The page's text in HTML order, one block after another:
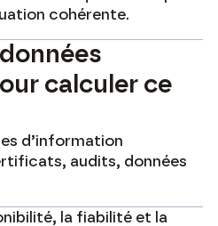
cohérente.
calculer ce
d’information
audits, données
la fiabilité et la